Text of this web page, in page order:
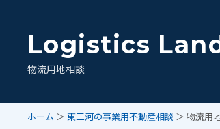
Logistics
物流用地相談
ホーム ＞ 東三河の事業用不動産相談 ＞ 物流用